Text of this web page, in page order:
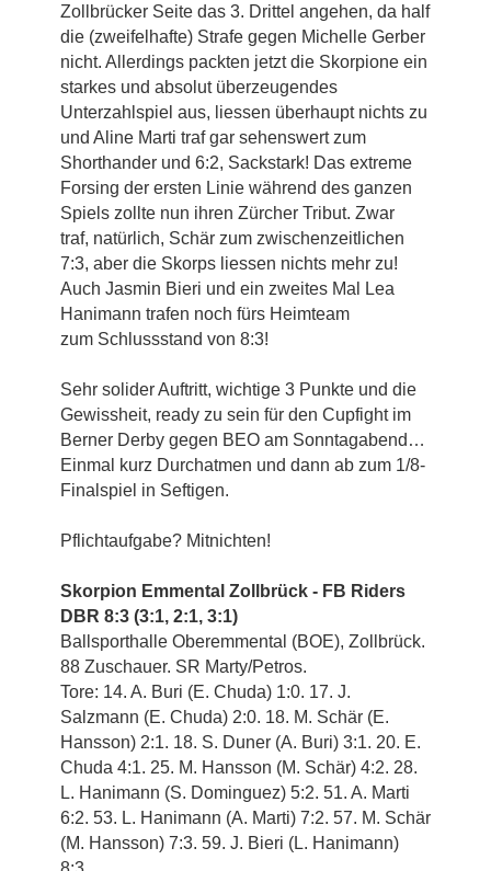
Zollbrücker Seite das 3. Drittel angehen, da half
die (zweifelhafte) Strafe gegen Michelle Gerber
nicht. Allerdings packten jetzt die Skorpione ein
starkes und absolut überzeugendes
Unterzahlspiel aus, liessen überhaupt nichts zu
und Aline Marti traf gar sehenswert zum
Shorthander und 6:2, Sackstark! Das extreme
Forsing der ersten Linie während des ganzen
Spiels zollte nun ihren Zürcher Tribut. Zwar
traf, natürlich, Schär zum zwischenzeitlichen
7:3, aber die Skorps liessen nichts mehr zu!
Auch Jasmin Bieri und ein zweites Mal Lea
Hanimann trafen noch fürs Heimteam
zum Schlussstand von 8:3!
Sehr solider Auftritt, wichtige 3 Punkte und die
Gewissheit, ready zu sein für den Cupfight im
Berner Derby gegen BEO am Sonntagabend…
Einmal kurz Durchatmen und dann ab zum 1/8-
Finalspiel in Seftigen.
Pflichtaufgabe? Mitnichten!
Skorpion Emmental Zollbrück - FB Riders
DBR 8:3 (3:1, 2:1, 3:1)
Ballsporthalle Oberemmental (BOE), Zollbrück.
88 Zuschauer. SR Marty/Petros.
Tore: 14. A. Buri (E. Chuda) 1:0. 17. J.
Salzmann (E. Chuda) 2:0. 18. M. Schär (E.
Hansson) 2:1. 18. S. Duner (A. Buri) 3:1. 20. E.
Chuda 4:1. 25. M. Hansson (M. Schär) 4:2. 28.
L. Hanimann (S. Dominguez) 5:2. 51. A. Marti
6:2. 53. L. Hanimann (A. Marti) 7:2. 57. M. Schär
(M. Hansson) 7:3. 59. J. Bieri (L. Hanimann)